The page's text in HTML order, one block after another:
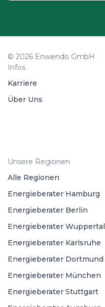
© 2026 Enwendo GmbH
Infos
Karriere
Über Uns
Unsere Regionen
Alle Regionen
Energieberater Hamburg
Energieberater Berlin
Energieberater Wuppertal
Energieberater Karlsruhe
Energieberater Dortmund
Energieberater München
Energieberater Stuttgart